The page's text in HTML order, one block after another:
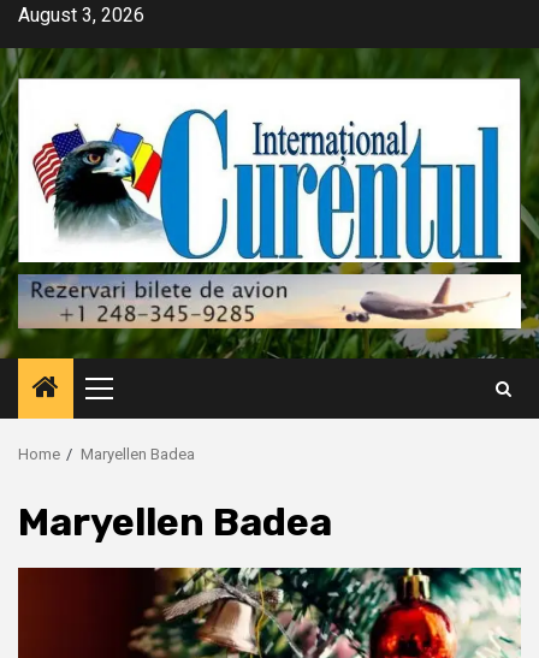
Skip
content
August 3, 2026
Primary
Menu
Home Maryellen Badea
Maryellen Badea